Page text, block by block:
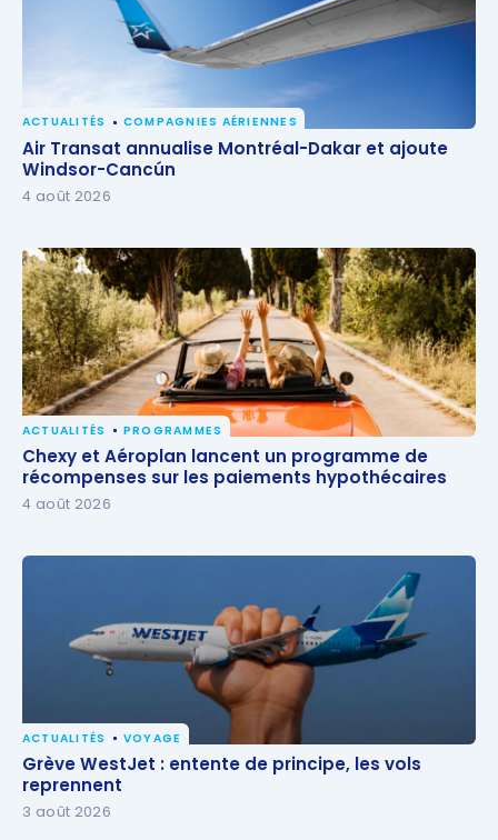
Air Transat annualise Montréal-Dakar et ajoute
Windsor-Cancún
ACTUALITÉS COMPAGNIES AÉRIENNES
Air Transat annualise Montréal-Dakar et ajoute
Windsor-Cancún
4 août 2026
Chexy et Aéroplan lancent un programme de
récompenses sur les paiements hypothécaires
ACTUALITÉS PROGRAMMES
Chexy et Aéroplan lancent un programme de
récompenses sur les paiements hypothécaires
4 août 2026
Grève WestJet : entente de principe, les vols
reprennent
ACTUALITÉS VOYAGE
Grève WestJet : entente de principe, les vols
reprennent
3 août 2026